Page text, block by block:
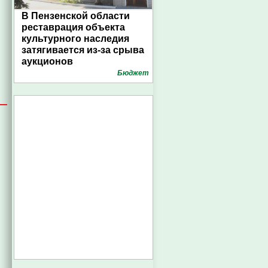
В Пензенской области
реставрация объекта
культурного наследия
затягивается из-за срыва
аукционов
Бюджет